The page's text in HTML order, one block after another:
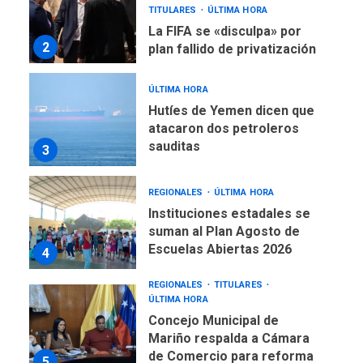
2
TITULARES
ÚLTIMA HORA
La FIFA se «disculpa» por
plan fallido de privatización
3
ÚLTIMA HORA
Hutíes de Yemen dicen que
atacaron dos petroleros
sauditas
4
REGIONALES ÚLTIMA HORA
Instituciones estadales se
suman al Plan Agosto de
Escuelas Abiertas 2026
REGIONALES
TITULARES
ÚLTIMA HORA
Concejo Municipal de
Mariño respalda a Cámara
de Comercio para reforma